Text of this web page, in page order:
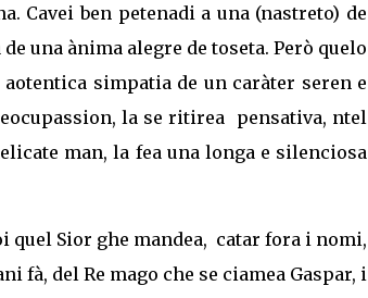
Cavei ben petenadi a una (nastreto) de
una ànima alegre de toseta. Però quelo
simpatia de un caràter seren e
la se ritirea
pensativa, ntel
man, la fea una longa e silenciosa
quel Sior ghe mandea, catar fora i nomi,
fà, del Re mago che se ciamea Gaspar, i